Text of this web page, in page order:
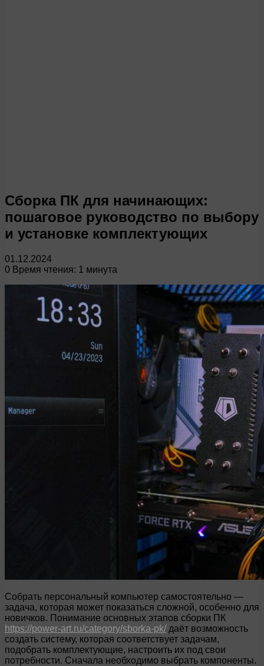
Сборка ПК для начинающих:
пошаговое руководство по выбору
и установке комплектующих
01.12.2024
0 Время чтения: 1 минута
Собрать персональный компьютер самостоятельно —
задача, которая может показаться сложной, особенно для
новичков. Понимание основных этапов сборки ПК
https://power-art.ru/category/sborka-pk/ даёт возможность
создать систему, которая соответствует задачам,
подобрать комплектующие, настроить их под свои
потребности. Сначала необходимо выбрать компоненты.